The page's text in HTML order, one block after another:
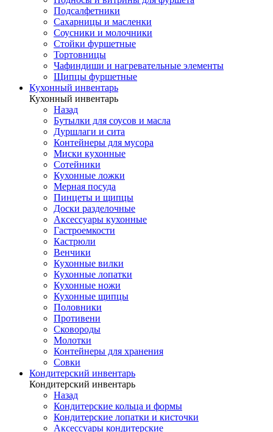
Подсалфетники
Сахарницы и масленки
Соусники и молочники
Стойки фуршетные
Тортовницы
Чафиндиши и нагревательные элементы
Щипцы фуршетные
Кухонный инвентарь
Кухонный инвентарь
Назад
Бутылки для соусов и масла
Дуршлаги и сита
Контейнеры для мусора
Миски кухонные
Сотейники
Кухонные ложки
Мерная посуда
Пинцеты и щипцы
Доски разделочные
Аксессуары кухонные
Гастроемкости
Кастрюли
Венчики
Кухонные вилки
Кухонные лопатки
Кухонные ножи
Кухонные щипцы
Половники
Противени
Сковороды
Молотки
Контейнеры для хранения
Совки
Кондитерский инвентарь
Кондитерский инвентарь
Назад
Кондитерские кольца и формы
Кондитерские лопатки и кисточки
Аксессуары кондитерские